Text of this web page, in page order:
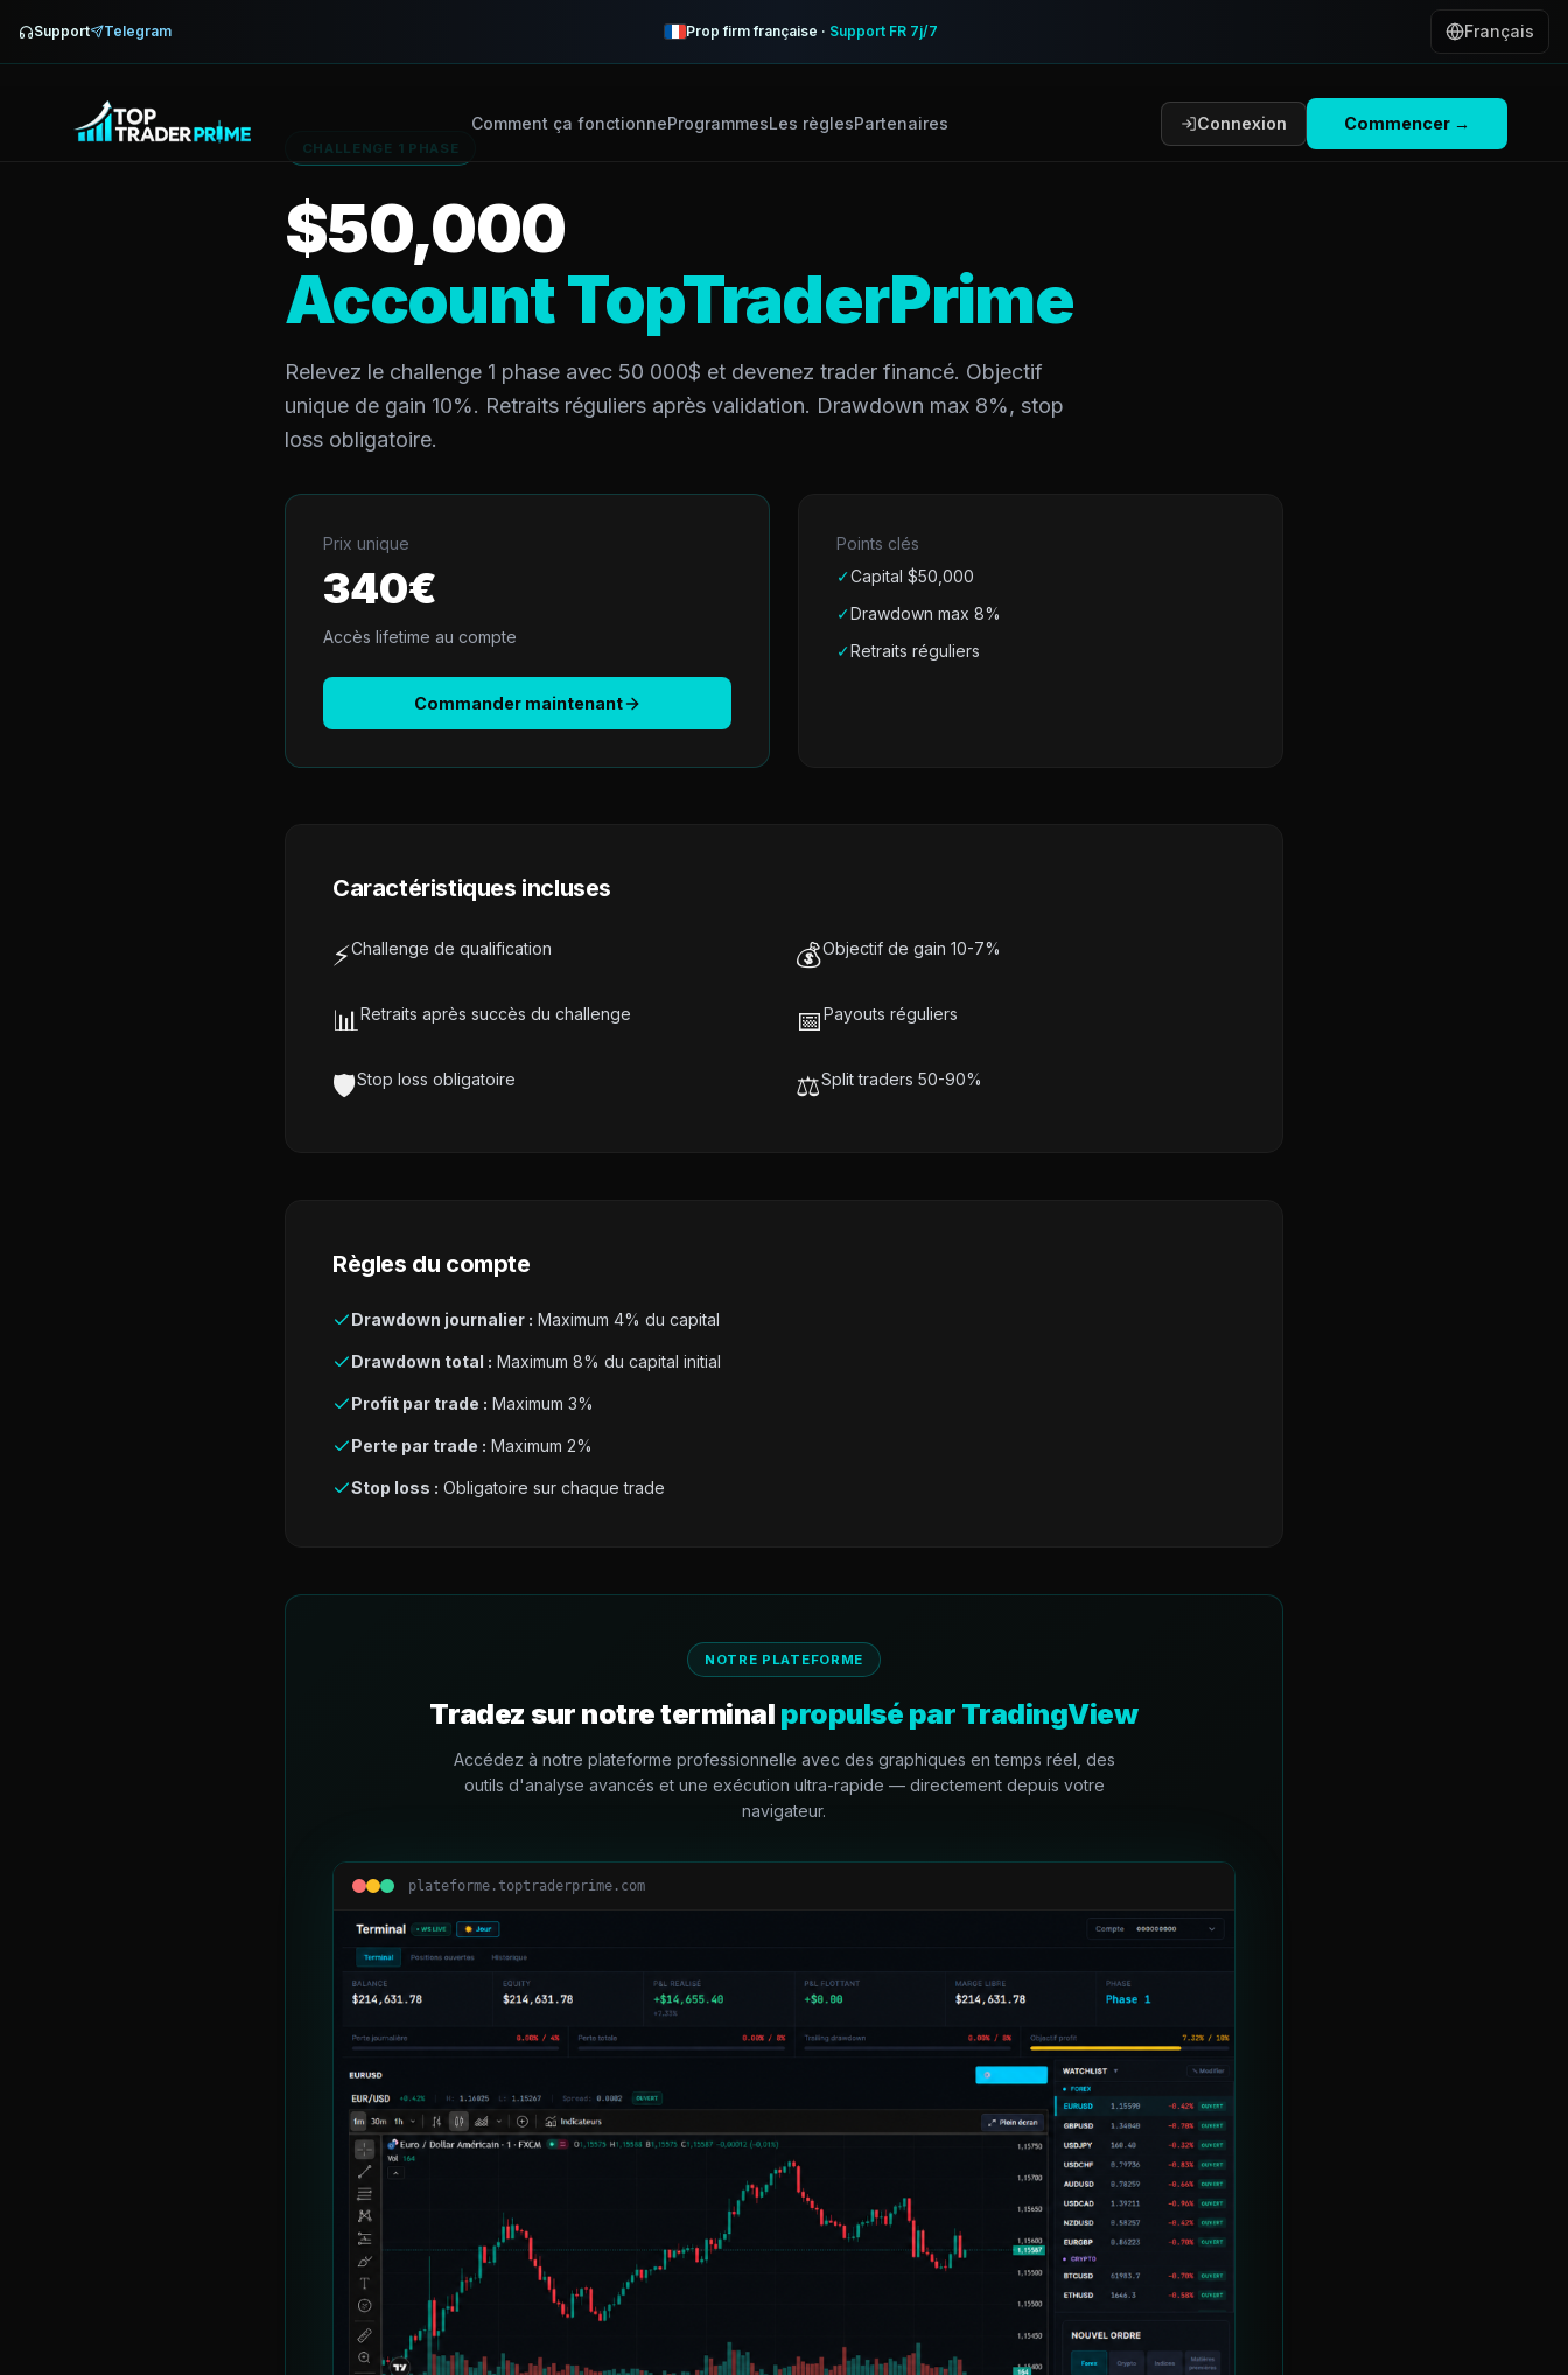
Support Telegram Prop firm française · Support FR 7j/7 Français
Comment ça fonctionneProgrammesLes règlesPartenaires Connexion Commencer →
CHALLENGE 1 PHASE
$50,000
Account TopTraderPrime
Relevez le challenge 1 phase avec 50 000$ et devenez trader financé. Objectif
unique de gain 10%. Retraits réguliers après validation. Drawdown max 8%, stop
loss obligatoire.
Prix unique
340€
Accès lifetime au compte
Commander maintenant
Points clés
✓Capital $50,000
✓Drawdown max 8%
✓Retraits réguliers
Caractéristiques incluses
⚡Challenge de qualification 💰Objectif de gain 10-7%
📊Retraits après succès du challenge 📅Payouts réguliers
🛡️Stop loss obligatoire ⚖️Split traders 50-90%
Règles du compte
Drawdown journalier : Maximum 4% du capital
Drawdown total : Maximum 8% du capital initial
Profit par trade : Maximum 3%
Perte par trade : Maximum 2%
Stop loss : Obligatoire sur chaque trade
NOTRE PLATEFORME
Tradez sur notre terminal propulsé par TradingView
Accédez à notre plateforme professionnelle avec des graphiques en temps réel, des
outils d'analyse avancés et une exécution ultra-rapide — directement depuis votre
navigateur.
plateforme.toptraderprime.com